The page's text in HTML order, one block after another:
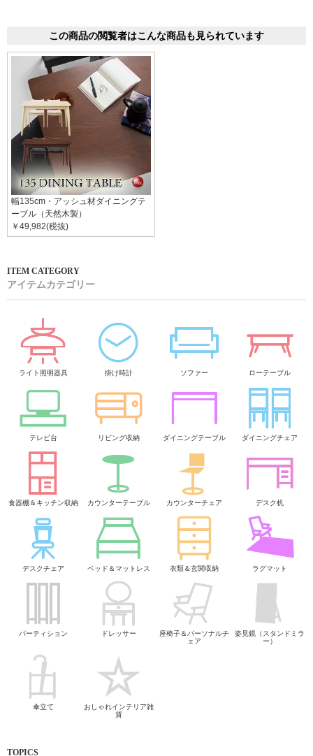
この商品の閲覧者はこんな商品も見られています
幅135cm・アッシュ材ダイニングテ
ーブル（天然木製）
￥49,982(税抜)
アイテムカテゴリー
ライト照明器具 掛け時計 ソファー ローテーブル
テレビ台 リビング収納 ダイニングテーブル ダイニングチェア
食器棚＆キッチン収納 カウンターテーブル カウンターチェア デスク机
デスクチェア ベッド＆マットレス 衣類＆玄関収納 ラグマット
パーティション ドレッサー
座椅子＆パーソナルチ
ェア
姿見鏡（スタンドミラ
ー）
傘立て
おしゃれインテリア雑
貨